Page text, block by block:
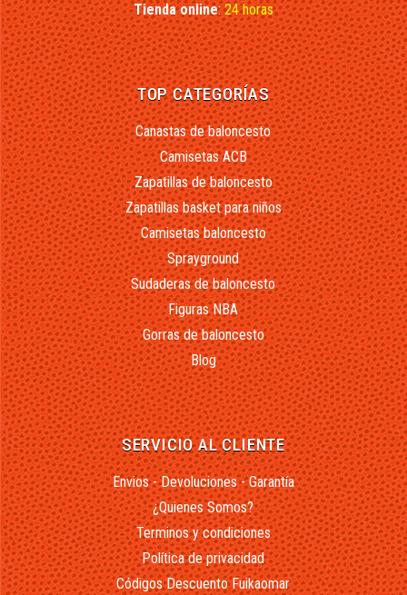
Tienda online:24 horas
TOP CATEGORÍAS
Canastas de baloncesto
Camisetas ACB
Zapatillas de baloncesto
Zapatillas basket para niños
Camisetas baloncesto
Sprayground
Sudaderas de baloncesto
Figuras NBA
Gorras de baloncesto
Blog
SERVICIO AL CLIENTE
Envios - Devoluciones - Garantía
¿Quienes Somos?
Terminos y condiciones
Política de privacidad
Códigos Descuento Fuikaomar